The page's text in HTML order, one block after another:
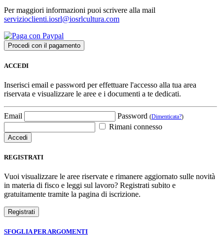
Per maggiori informazioni puoi scrivere alla mail
servizioclienti.iosrl@iosrlcultura.com
ACCEDI
Inserisci email e password per effettuare l'accesso alla tua area
riservata e visualizzare le aree e i documenti a te dedicati.
Email Password (Dimenticata?)
Rimani connesso
REGISTRATI
Vuoi visualizzare le aree riservate e rimanere aggiornato sulle novità
in materia di fisco e leggi sul lavoro? Registrati subito e
gratuitamente tramite la pagina di iscrizione.
SFOGLIA PER ARGOMENTI